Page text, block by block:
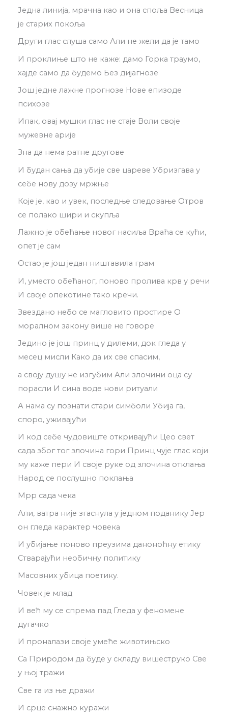
Једна линија, мрачна као и она споља Весница
је старих покоља
Други глас слуша само Али не жели да је тамо
И проклиње што не каже: дамо Горка траумо,
хајде само да будемо Без дијагнозе
Још једне лажне прогнозе Нове епизоде
психозе
Ипак, овај мушки глас не стаје Воли своје
мужевне арије
Зна да нема ратне другове
И будан сања да убије све цареве Убризгава у
себе нову дозу мржње
Које је, као и увек, последње следовање Отров
се полако шири и скупља
Лажно је обећање новог насиља Враћа се кући,
опет је сам
Остао је још један ништавила грам
И, уместо обећаног, поново пролива крв у речи
И своје опекотине тако кречи.
Звездано небо се магловито простире О
моралном закону више не говоре
Једино је још принц у дилеми, док гледа у
месец мисли Како да их све спасим,
а своју душу не изгубим Али злочини оца су
порасли И сина воде нови ритуали
А нама су познати стари симболи Убија га,
споро, уживајући
И код себе чудовиште откривајући Цео свет
сада због тог злочина гори Принц чује глас који
му каже пери И своје руке од злочина отклања
Народ се послушно поклања
Мрр сада чека
Али, ватра није згаснула у једном поданику Јер
он гледа карактер човека
И убијање поново преузима даноноћну етику
Стварајући необичну политику
Масовних убица поетику.
Човек је млад
И већ му се спрема пад Гледа у феномене
дугачко
И проналази своје умеће животињско
Са Природом да буде у складу вишеструко Све
у њој тражи
Све га из ње дражи
И срце снажно куражи